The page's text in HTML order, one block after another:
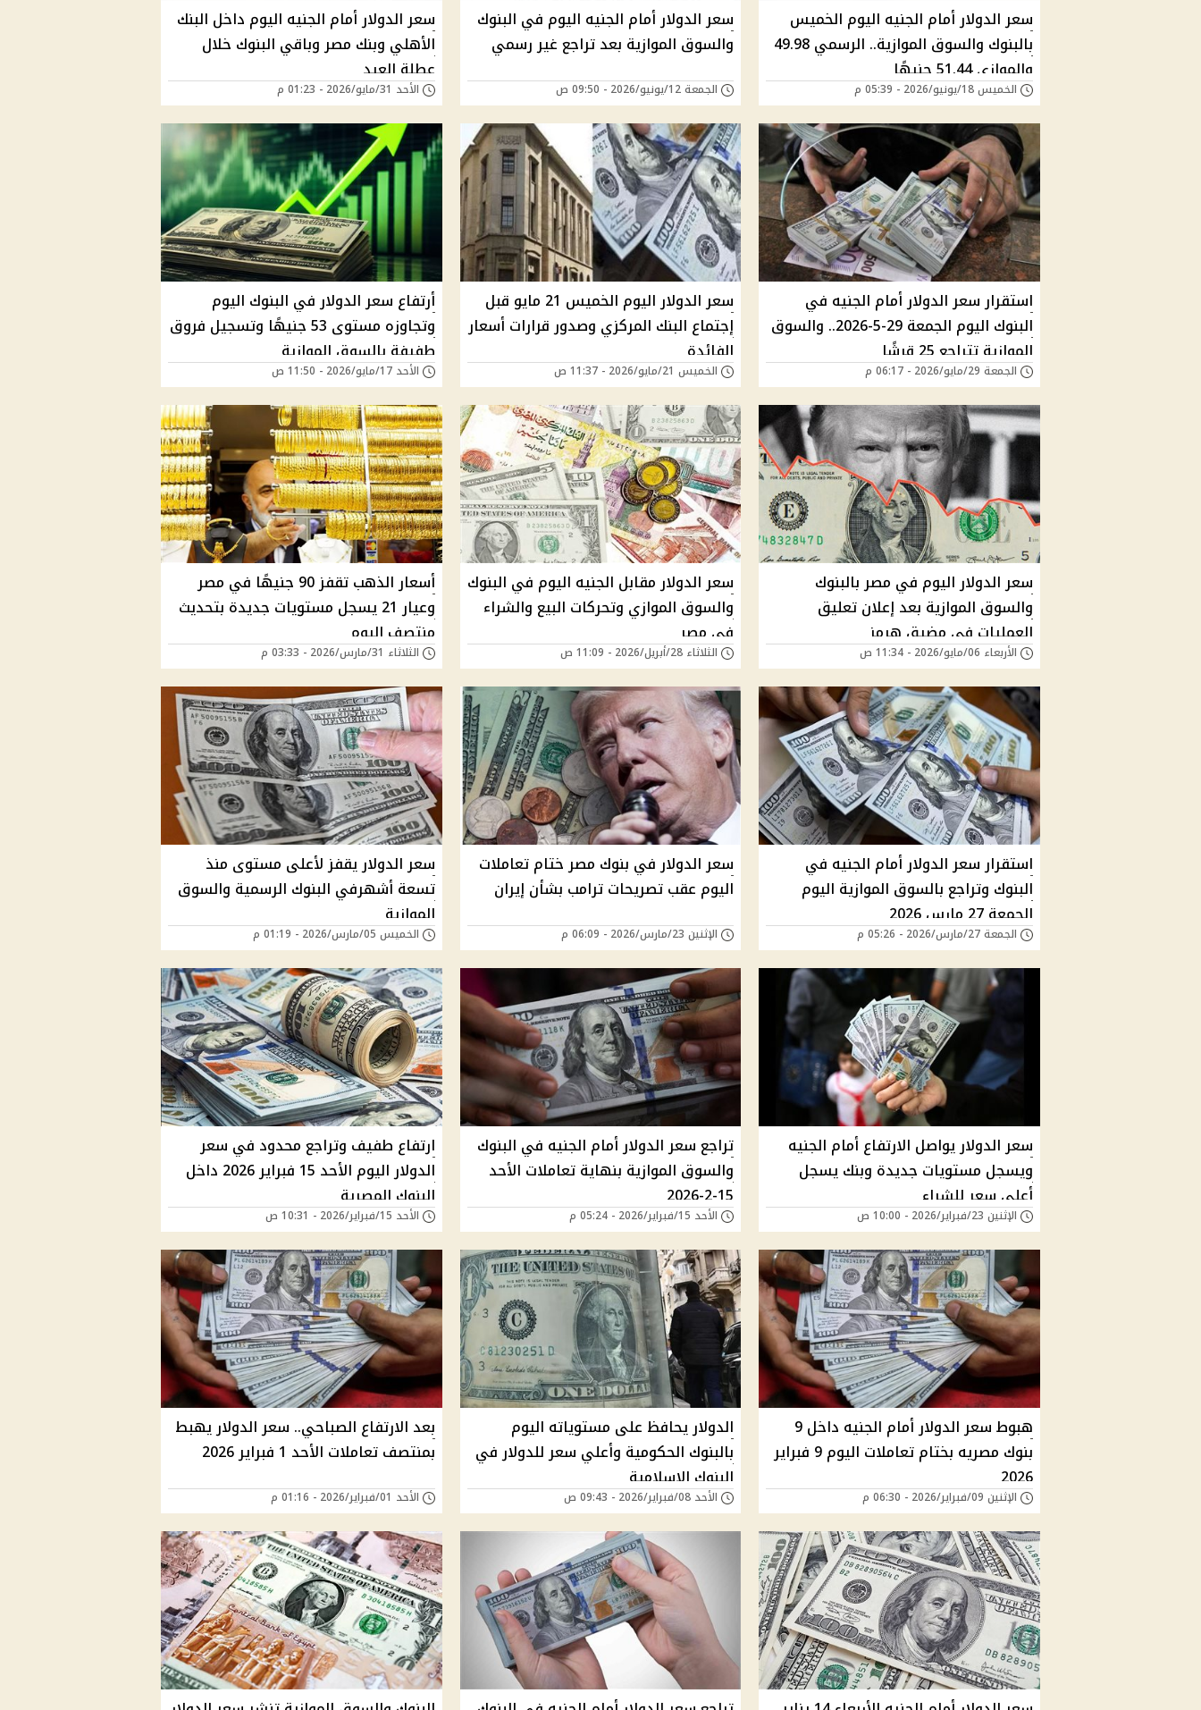
سعر الدولار أمام الجنيه اليوم الخميس
بالبنوك والسوق الموازية.. الرسمي 49.98
والموازي 51.44 جنيهًا
الخميس 18/يونيو/2026 - 05:39 م
سعر الدولار أمام الجنيه اليوم في البنوك
والسوق الموازية بعد تراجع غير رسمي
الجمعة 12/يونيو/2026 - 09:50 ص
سعر الدولار أمام الجنيه اليوم داخل البنك
الأهلي وبنك مصر وباقي البنوك خلال
عطلة العيد
الأحد 31/مايو/2026 - 01:23 م
استقرار سعر الدولار أمام الجنيه في
البنوك اليوم الجمعة 29-5-2026.. والسوق
الموازية تتراجع 25 قرشًا
الجمعة 29/مايو/2026 - 06:17 م
سعر الدولار اليوم الخميس 21 مايو قبل
إجتماع البنك المركزي وصدور قرارات أسعار
الفائدة
الخميس 21/مايو/2026 - 11:37 ص
أرتفاع سعر الدولار في البنوك اليوم
وتجاوزه مستوى 53 جنيهًا وتسجيل فروق
طفيفة بالسوق الموازية
الأحد 17/مايو/2026 - 11:50 ص
سعر الدولار اليوم في مصر بالبنوك
والسوق الموازية بعد إعلان تعليق
العمليات في مضيق هرمز
الأربعاء 06/مايو/2026 - 11:34 ص
سعر الدولار مقابل الجنيه اليوم في البنوك
والسوق الموازي وتحركات البيع والشراء
في مصر
الثلاثاء 28/أبريل/2026 - 11:09 ص
أسعار الذهب تقفز 90 جنيهًا في مصر
وعيار 21 يسجل مستويات جديدة بتحديث
منتصف اليوم
الثلاثاء 31/مارس/2026 - 03:33 م
استقرار سعر الدولار أمام الجنيه في
البنوك وتراجع بالسوق الموازية اليوم
الجمعة 27 مارس 2026
الجمعة 27/مارس/2026 - 05:26 م
سعر الدولار في بنوك مصر ختام تعاملات
اليوم عقب تصريحات ترامب بشأن إيران
الإثنين 23/مارس/2026 - 06:09 م
سعر الدولار يقفز لأعلى مستوى منذ
تسعة أشهرفي البنوك الرسمية والسوق
الموازية
الخميس 05/مارس/2026 - 01:19 م
سعر الدولار يواصل الارتفاع أمام الجنيه
ويسجل مستويات جديدة وبنك يسجل
أعلي سعر للشراء
الإثنين 23/فبراير/2026 - 10:00 ص
تراجع سعر الدولار أمام الجنيه في البنوك
والسوق الموازية بنهاية تعاملات الأحد
15-2-2026
الأحد 15/فبراير/2026 - 05:24 م
ارتفاع طفيف وتراجع محدود في سعر
الدولار اليوم الأحد 15 فبراير 2026 داخل
البنوك المصرية
الأحد 15/فبراير/2026 - 10:31 ص
هبوط سعر الدولار أمام الجنيه داخل 9
بنوك مصريه بختام تعاملات اليوم 9 فبراير
2026
الإثنين 09/فبراير/2026 - 06:30 م
الدولار يحافظ على مستوياته اليوم
بالبنوك الحكومية وأعلي سعر للدولار في
البنوك الإسلامية
الأحد 08/فبراير/2026 - 09:43 ص
بعد الارتفاع الصباحي.. سعر الدولار يهبط
بمنتصف تعاملات الأحد 1 فبراير 2026
الأحد 01/فبراير/2026 - 01:16 م